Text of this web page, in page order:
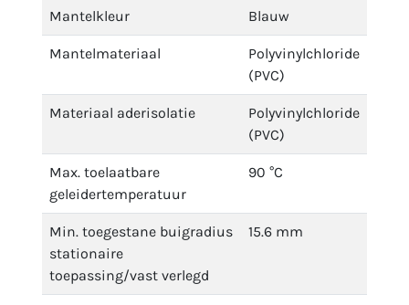
Mantelkleur Blauw
Mantelmateriaal
Polyvinylchloride
(PVC)
Materiaal aderisolatie
Polyvinylchloride
(PVC)
Max. toelaatbare
geleidertemperatuur
90 °C
Min. toegestane buigradius
stationaire
toepassing/vast verlegd
15.6 mm